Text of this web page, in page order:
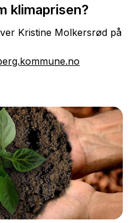
klimaprisen?
Kristine Molkersrød på